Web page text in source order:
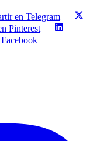
en Telegram
Pinterest